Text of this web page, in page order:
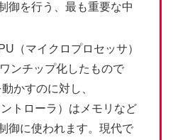
御を行う、最も重要な中
（マイクロプロセッサ）
ンチップ化したもので
かすのに対し、
トローラ）はメモリなど
御に使われます。現代で